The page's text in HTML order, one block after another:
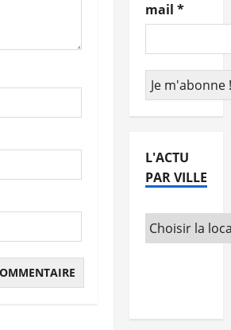
mail *
L'ACTU
PAR VILLE